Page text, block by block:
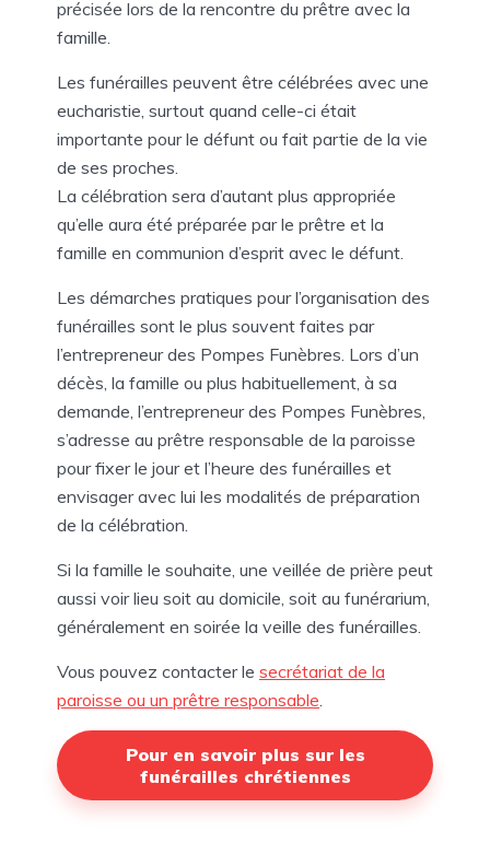
précisée lors de la rencontre du prêtre avec la
famille.
Les funérailles peuvent être célébrées avec une
eucharistie, surtout quand celle-ci était
importante pour le défunt ou fait partie de la vie
de ses proches.
La célébration sera d’autant plus appropriée
qu’elle aura été préparée par le prêtre et la
famille en communion d’esprit avec le défunt.
Les démarches pratiques pour l’organisation des
funérailles sont le plus souvent faites par
l’entrepreneur des Pompes Funèbres. Lors d’un
décès, la famille ou plus habituellement, à sa
demande, l’entrepreneur des Pompes Funèbres,
s’adresse au prêtre responsable de la paroisse
pour fixer le jour et l’heure des funérailles et
envisager avec lui les modalités de préparation
de la célébration.
Si la famille le souhaite, une veillée de prière peut
aussi voir lieu soit au domicile, soit au funérarium,
généralement en soirée la veille des funérailles.
Vous pouvez contacter le secrétariat de la
paroisse ou un prêtre responsable.
Pour en savoir plus sur les
funérailles chrétiennes